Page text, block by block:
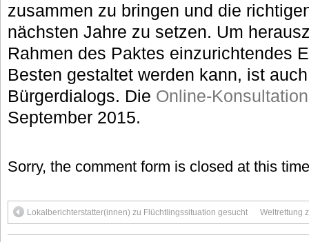
zusammen zu bringen und die
nächsten Jahre zu setzen. Um
Rahmen des Paktes einzurichtendes
Besten gestaltet werden kann, ist
Bürgerdialogs. Die Online-Konsultation
September 2015.
Sorry, the comment form is closed at this
Lokalberichterstatter(innen) zu Flüchtlingssituation gesucht Weltrettung